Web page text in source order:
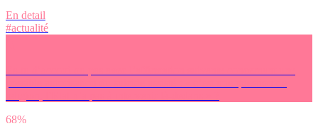
En detail
#actualité
68%